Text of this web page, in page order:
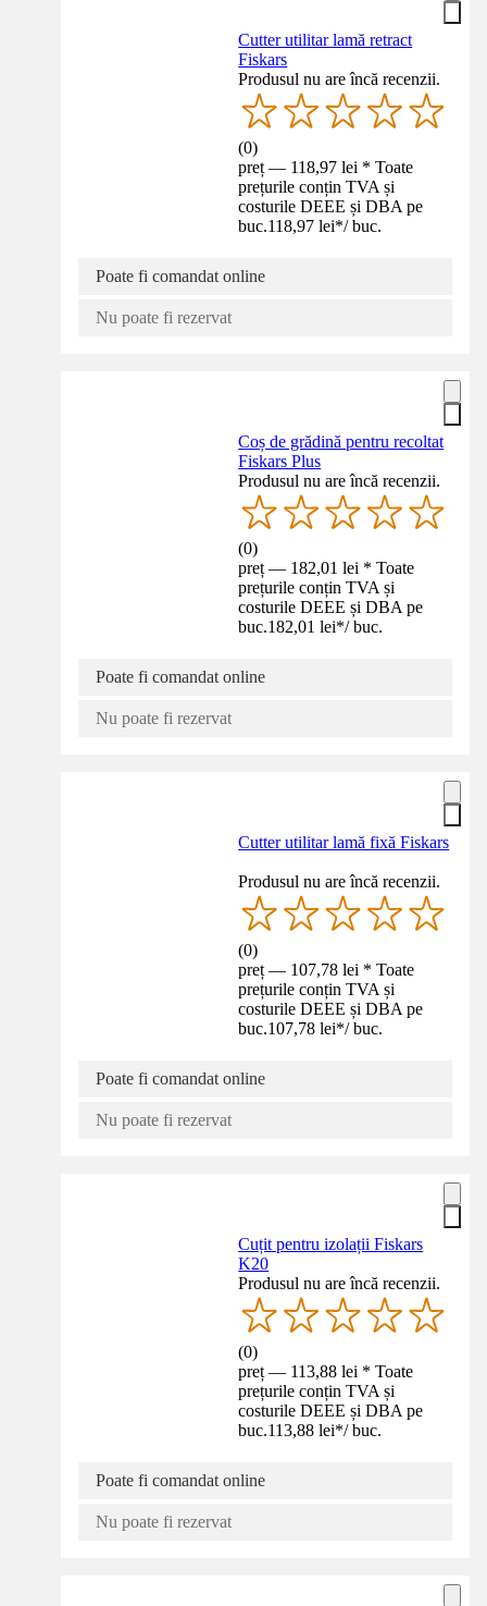
Cutter utilitar lamă retract
Fiskars
Produsul nu are încă recenzii.
(0)
preț — 118,97 lei * Toate
prețurile conțin TVA și
costurile DEEE și DBA pe
buc.118,97 lei*/ buc.
Poate fi comandat online
Nu poate fi rezervat
Coș de grădină pentru recoltat
Fiskars Plus
Produsul nu are încă recenzii.
(0)
preț — 182,01 lei * Toate
prețurile conțin TVA și
costurile DEEE și DBA pe
buc.182,01 lei*/ buc.
Poate fi comandat online
Nu poate fi rezervat
Cutter utilitar lamă fixă Fiskars
Produsul nu are încă recenzii.
(0)
preț — 107,78 lei * Toate
prețurile conțin TVA și
costurile DEEE și DBA pe
buc.107,78 lei*/ buc.
Poate fi comandat online
Nu poate fi rezervat
Cuțit pentru izolații Fiskars
K20
Produsul nu are încă recenzii.
(0)
preț — 113,88 lei * Toate
prețurile conțin TVA și
costurile DEEE și DBA pe
buc.113,88 lei*/ buc.
Poate fi comandat online
Nu poate fi rezervat